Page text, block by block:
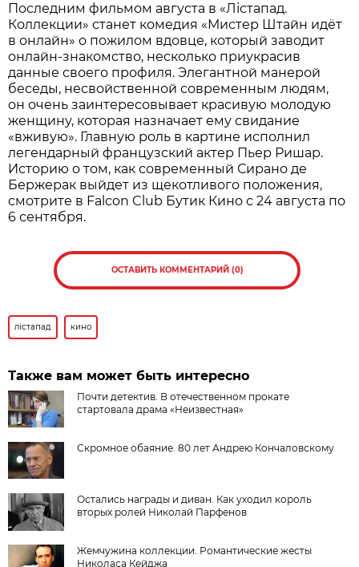
Последним фильмом августа в «Лістапад.
Коллекции» станет комедия «Мистер Штайн идёт
в онлайн» о пожилом вдовце, который заводит
онлайн-знакомство, несколько приукрасив
данные своего профиля. Элегантной манерой
беседы, несвойственной современным людям,
он очень заинтересовывает красивую молодую
женщину, которая назначает ему свидание
«вживую». Главную роль в картине исполнил
легендарный французский актер Пьер Ришар.
Историю о том, как современный Сирано де
Бержерак выйдет из щекотливого положения,
смотрите в Falcon Club Бутик Кино с 24 августа по
6 сентября.
ОСТАВИТЬ КОММЕНТАРИЙ (0)
лiстапад кино
Также вам может быть интересно
Почти детектив. В отечественном прокате
стартовала драма «Неизвестная»
Скромное обаяние. 80 лет Андрею Кончаловскому
Остались награды и диван. Как уходил король
вторых ролей Николай Парфенов
Жемчужина коллекции. Романтические жесты
Николаса Кейджа